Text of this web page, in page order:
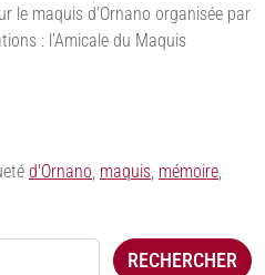
le maquis d’Ornano organisée par
: l’Amicale du Maquis
d'Ornano, maquis, mémoire,
RECHERCHER